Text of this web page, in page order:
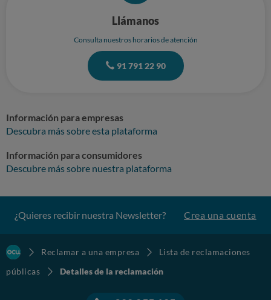
Llámanos
Consulta nuestros horarios de atención
91 791 22 90
Información para empresas
Descubra más sobre esta plataforma
Información para consumidores
Descubre más sobre nuestra plataforma
¿Quieres recibir nuestra Newsletter? Crea una cuenta
Reclamar a una empresa
Lista de reclamaciones
públicas
Detalles de la reclamación